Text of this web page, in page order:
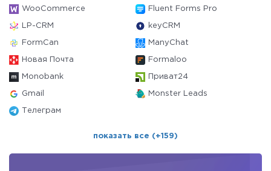
WooCommerce Fluent Forms Pro
LP-CRM keyCRM
FormCan ManyChat
Новая Почта Formaloo
Monobank Приват24
Gmail Monster Leads
Телеграм
показать все (+159)